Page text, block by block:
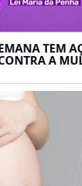
TEM
A